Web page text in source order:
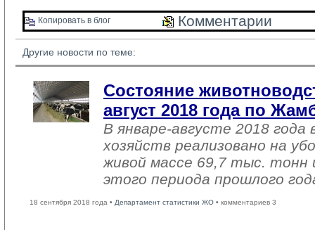
Копировать в блог Комментарии
Другие новости по теме:
Состояние
август 2018 года по
В январе-августе 2018 года
хозяйств реализовано на
живой массе 69,7 тыс. тонн
этого периода прошлого
18 сентября 2018 года • Департамент статистики ЖО • комментариев 3